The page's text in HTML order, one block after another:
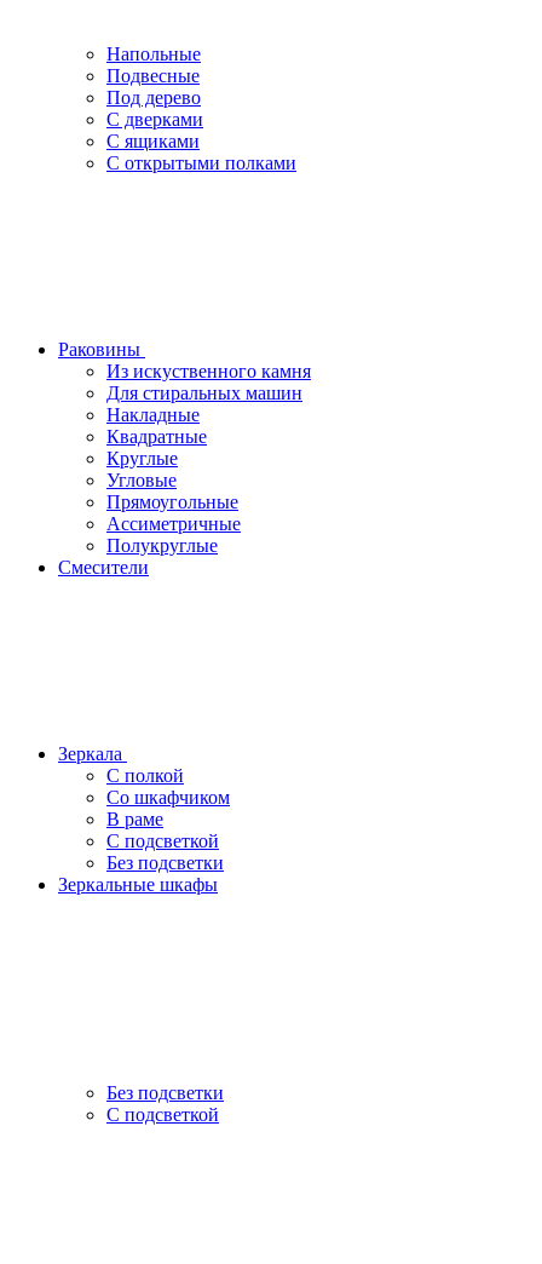
Напольные
Подвесные
Под дерево
С дверками
С ящиками
С открытыми полками
Раковины
Из искуственного камня
Для стиральных машин
Накладные
Квадратные
Круглые
Угловые
Прямоугольные
Ассиметричные
Полукруглые
Смесители
Зеркала
С полкой
Со шкафчиком
В раме
С подсветкой
Без подсветки
Зеркальные шкафы
Без подсветки
С подсветкой